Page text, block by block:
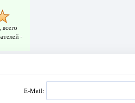
всего
-
E-Mail: